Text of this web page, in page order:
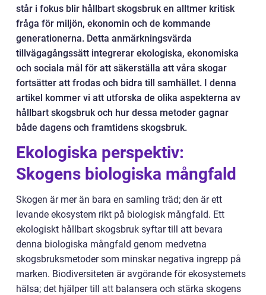
står i fokus blir hållbart skogsbruk en alltmer kritisk
fråga för miljön, ekonomin och de kommande
generationerna. Detta anmärkningsvärda
tillvägagångssätt integrerar ekologiska, ekonomiska
och sociala mål för att säkerställa att våra skogar
fortsätter att frodas och bidra till samhället. I denna
artikel kommer vi att utforska de olika aspekterna av
hållbart skogsbruk och hur dessa metoder gagnar
både dagens och framtidens skogsbruk.
Ekologiska perspektiv:
Skogens biologiska mångfald
Skogen är mer än bara en samling träd; den är ett
levande ekosystem rikt på biologisk mångfald. Ett
ekologiskt hållbart skogsbruk syftar till att bevara
denna biologiska mångfald genom medvetna
skogsbruksmetoder som minskar negativa ingrepp på
marken. Biodiversiteten är avgörande för ekosystemets
hälsa; det hjälper till att balansera och stärka skogens